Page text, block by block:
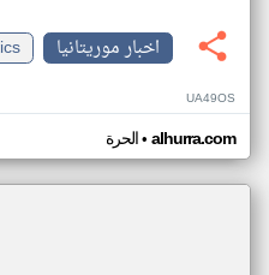
اخبار موريتانيا
UA49OS
الحرة• alhurra.com